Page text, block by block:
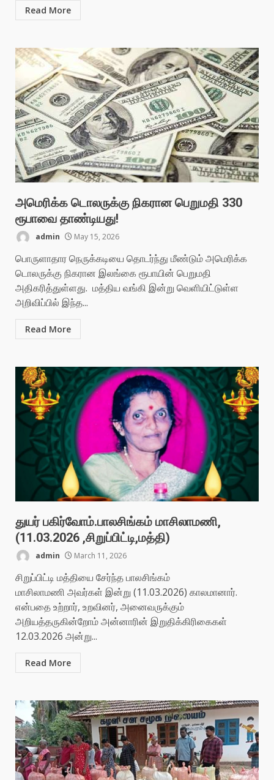
Read More
அமெரிக்க டொலருக்கு நிகரான பெறுமதி 330
ரூபாவை தாண்டியது!
admin May 15, 2026
பொருளாதார நெருக்கடியை தொடர்ந்து மீண்டும் அமெரிக்க
டொலருக்கு நிகரான இலங்கை ரூபாயின் பெறுமதி
அதிகரித்துள்ளது. மத்திய வங்கி இன்று வெளியிட்டுள்ள
அறிவிப்பில் இந்த...
Read More
துயர் பகிர்வோம்.பாலசிங்கம் மாசிலாமணி,
(11.03.2026 ,சிறுப்பிட்டி,மத்தி)
admin March 11, 2026
சிறுப்பிட்டி மத்தியை சேர்ந்த பாலசிங்கம்
மாசிலாமணி அவர்கள் இன்று (11.03.2026) காலமானார்.
என்பதை உற்றார், உறவினர், அனைவருக்கும்
அறியத்தருகின்றோம் அன்னாரின் இறுதிக்கிரிகைகள்
12.03.2026 அன்று...
Read More